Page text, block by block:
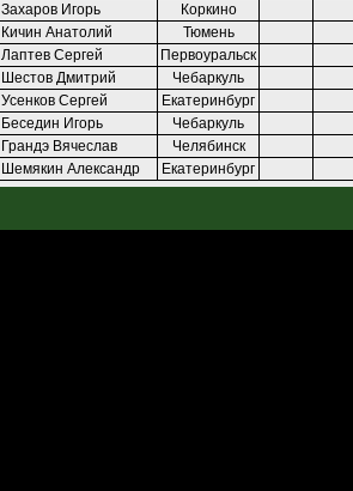
Захаров Игорь
Коркино
Кичин Анатолий
Тюмень
Лаптев Сергей
Первоуральск
Шестов Дмитрий
Чебаркуль
Усенков Сергей
Екатеринбург
Беседин Игорь
Чебаркуль
Грандэ Вячеслав
Челябинск
Шемякин Александр
Екатеринбург